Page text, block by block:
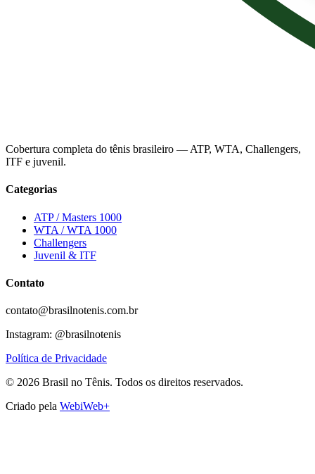
Cobertura completa do tênis brasileiro — ATP, WTA, Challengers,
ITF e juvenil.
Categorias
ATP / Masters 1000
WTA / WTA 1000
Challengers
Juvenil & ITF
Contato
contato@brasilnotenis.com.br
Instagram: @brasilnotenis
Política de Privacidade
© 2026 Brasil no Tênis. Todos os direitos reservados.
Criado pela WebiWeb+